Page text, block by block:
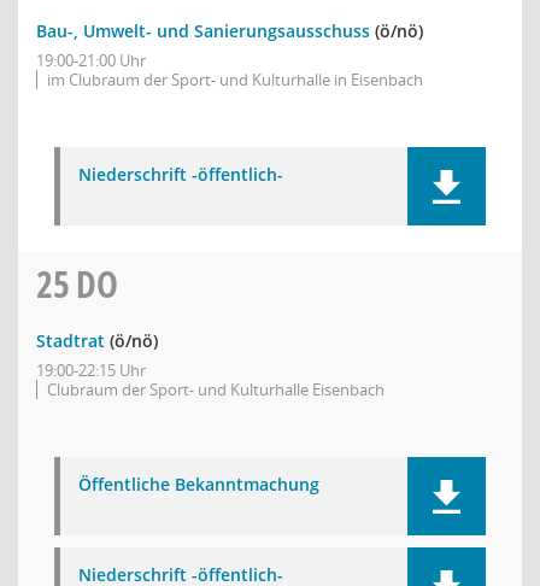
Bau-, Umwelt- und Sanierungsausschuss (ö/nö)
19:00-21:00 Uhr
im Clubraum der Sport- und Kulturhalle in Eisenbach
Niederschrift -öffentlich-
25DO
Stadtrat (ö/nö)
19:00-22:15 Uhr
Clubraum der Sport- und Kulturhalle Eisenbach
Öffentliche Bekanntmachung
Niederschrift -öffentlich-